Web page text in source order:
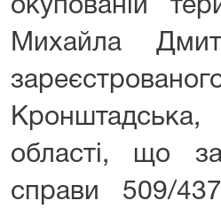
окупованій
Михайла
області, що за
справи 509/